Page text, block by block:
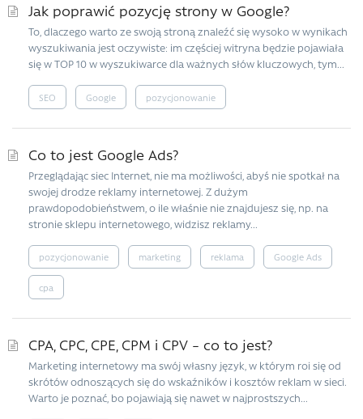
Jak poprawić pozycję strony w Google?
To, dlaczego warto ze swoją stroną znaleźć się wysoko w wynikach
wyszukiwania jest oczywiste: im częściej witryna będzie pojawiała
się w TOP 10 w wyszukiwarce dla ważnych słów kluczowych, tym...
SEO Google pozycjonowanie
Co to jest Google Ads?
Przeglądając siec Internet, nie ma możliwości, abyś nie spotkał na
swojej drodze reklamy internetowej. Z dużym
prawdopodobieństwem, o ile właśnie nie znajdujesz się, np. na
stronie sklepu internetowego, widzisz reklamy...
pozycjonowanie marketing reklama Google Ads
cpa
CPA, CPC, CPE, CPM i CPV – co to jest?
Marketing internetowy ma swój własny język, w którym roi się od
skrótów odnoszących się do wskaźników i kosztów reklam w sieci.
Warto je poznać, bo pojawiają się nawet w najprostszych...